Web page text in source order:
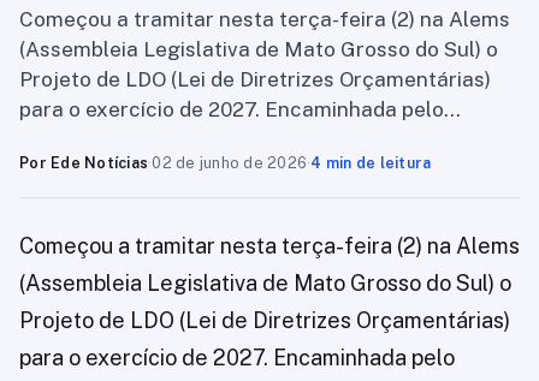
Começou a tramitar nesta terça-feira (2) na Alems
(Assembleia Legislativa de Mato Grosso do Sul) o
Projeto de LDO (Lei de Diretrizes Orçamentárias)
para o exercício de 2027. Encaminhada pelo…
Por Ede Notícias·02 de junho de 2026·4 min de leitura
Começou a tramitar nesta terça-feira (2) na Alems
(Assembleia Legislativa de Mato Grosso do Sul) o
Projeto de LDO (Lei de Diretrizes Orçamentárias)
para o exercício de 2027. Encaminhada pelo